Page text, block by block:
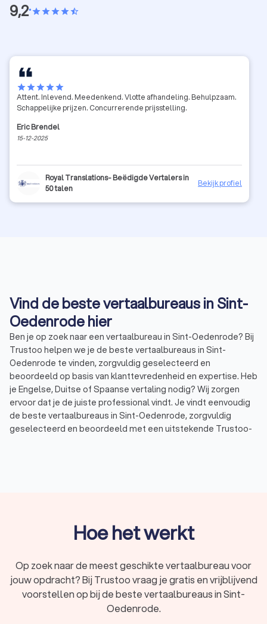
9,2•starstarstarstarstar_half
starstarstarstarstar
Attent. Inlevend. Meedenkend. Vlotte afhandeling. Behulpzaam.
Schappelijke prijzen. Concurrerende prijsstelling.
Eric Brendel
15-12-2025
Royal Translations- Beëdigde Vertalers in
50 talen
Bekijk profiel
Vind de beste vertaalbureaus in Sint-
Oedenrode hier
Ben je op zoek naar een vertaalbureau in Sint-Oedenrode? Bij
Trustoo helpen we je de beste vertaalbureaus in Sint-
Oedenrode te vinden, zorgvuldig geselecteerd en
beoordeeld op basis van klanttevredenheid en expertise. Heb
je Engelse, Duitse of Spaanse vertaling nodig? Wij zorgen
ervoor dat je de juiste professional vindt. Je vindt eenvoudig
de beste vertaalbureaus in Sint-Oedenrode, zorgvuldig
geselecteerd en beoordeeld met een uitstekende Trustoo-
Vind het beste vertaalbureau in Sint-
Oedenrode voor jouw vertalingen
Ben je op zoek naar een professioneel vertaalbureau in Sint-
Oedenrode voor hoogwaardige vertalingen? Ben je op zoek
Hoe het werkt
Op zoek naar de meest geschikte vertaalbureau voor
jouw opdracht? Bij Trustoo vraag je gratis en vrijblijvend
voorstellen op bij de beste vertaalbureaus in Sint-
Oedenrode.